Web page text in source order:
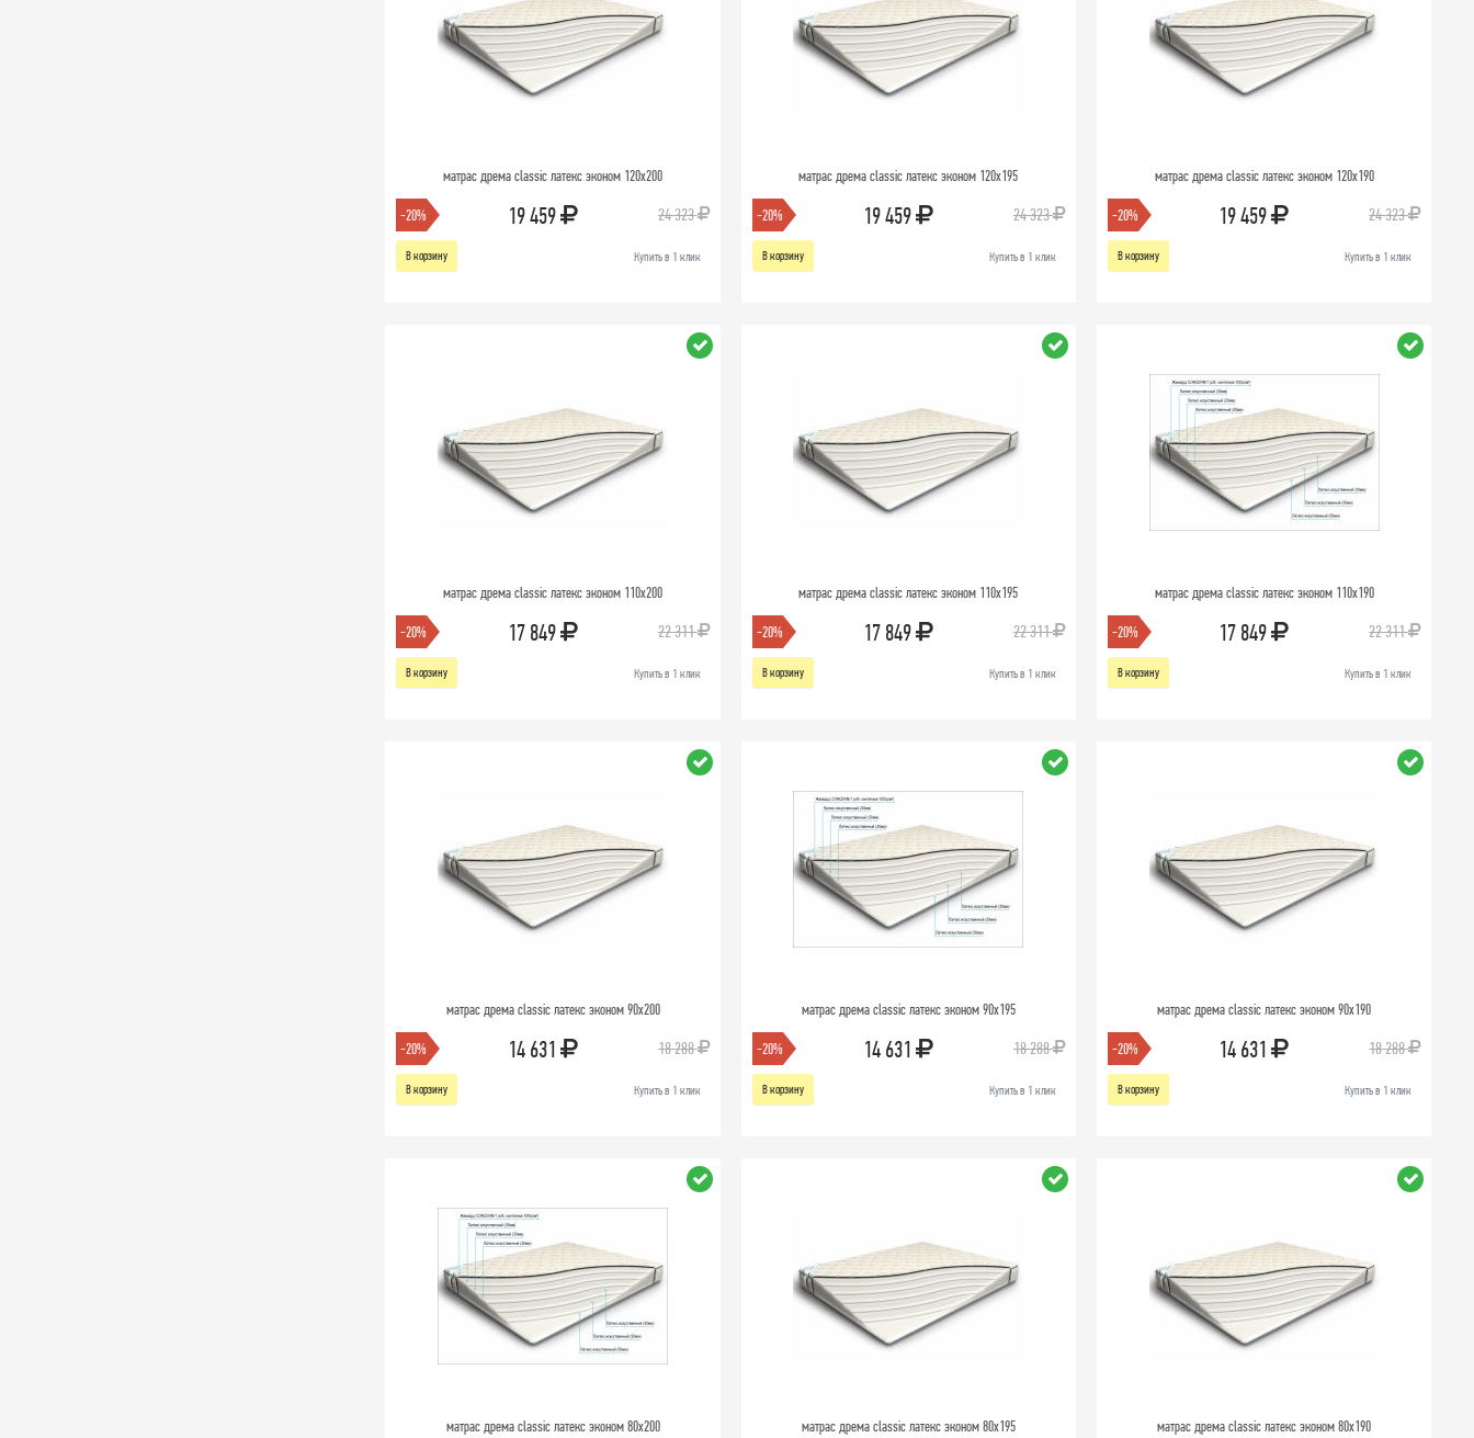
матрас дрема classic латекс эконом 120х200
-20% 19 459 24 323
В корзину Купить в 1 клик
матрас дрема classic латекс эконом 120х195
-20% 19 459 24 323
В корзину Купить в 1 клик
матрас дрема classic латекс эконом 120х190
-20% 19 459 24 323
В корзину Купить в 1 клик
матрас дрема classic латекс эконом 110х200
-20% 17 849 22 311
В корзину Купить в 1 клик
матрас дрема classic латекс эконом 110х195
-20% 17 849 22 311
В корзину Купить в 1 клик
матрас дрема classic латекс эконом 110х190
-20% 17 849 22 311
В корзину Купить в 1 клик
матрас дрема classic латекс эконом 90х200
-20% 14 631 18 288
В корзину Купить в 1 клик
матрас дрема classic латекс эконом 90х195
-20% 14 631 18 288
В корзину Купить в 1 клик
матрас дрема classic латекс эконом 90х190
-20% 14 631 18 288
В корзину Купить в 1 клик
матрас дрема classic латекс эконом 80х200 матрас дрема classic латекс эконом 80х195 матрас дрема classic латекс эконом 80х190